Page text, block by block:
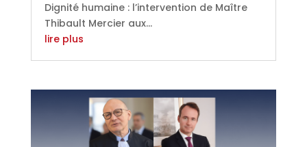
Dignité humaine : l’intervention de Maître
Thibault Mercier aux...
lire plus